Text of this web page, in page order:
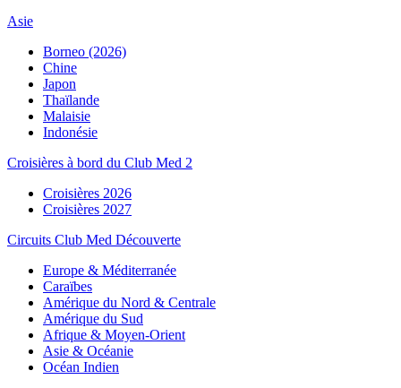
Asie
Borneo (2026)
Chine
Japon
Thaïlande
Malaisie
Indonésie
Croisières à bord du Club Med 2
Croisières 2026
Croisières 2027
Circuits Club Med Découverte
Europe & Méditerranée
Caraïbes
Amérique du Nord & Centrale
Amérique du Sud
Afrique & Moyen-Orient
Asie & Océanie
Océan Indien